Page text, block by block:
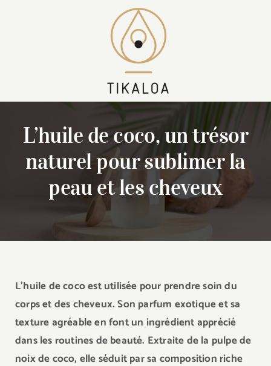
L’huile de coco, un trésor
naturel pour sublimer la
peau et les cheveux
L’huile de coco est utilisée pour prendre soin du
corps et des cheveux. Son parfum exotique et sa
texture agréable en font un ingrédient apprécié
dans les routines de beauté. Extraite de la pulpe de
noix de coco, elle séduit par sa composition riche